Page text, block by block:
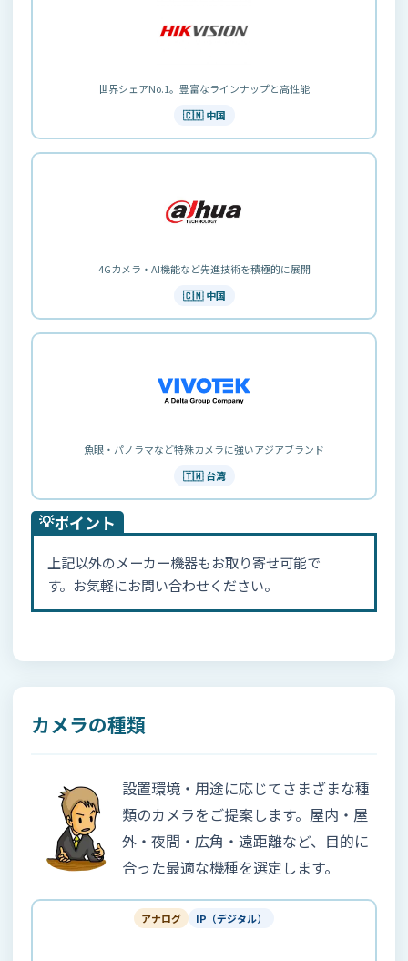
世界シェアNo.1。豊富なラインナップと高性能
🇨🇳 中国
4Gカメラ・AI機能など先進技術を積極的に展開
🇨🇳 中国
魚眼・パノラマなど特殊カメラに強いアジアブランド
🇹🇼 台湾
💡ポイント
上記以外のメーカー機器もお取り寄せ可能で
す。お気軽にお問い合わせください。
カメラの種類
設置環境・用途に応じてさまざまな種
類のカメラをご提案します。屋内・屋
外・夜間・広角・遠距離など、目的に
合った最適な機種を選定します。
アナログ IP（デジタル）